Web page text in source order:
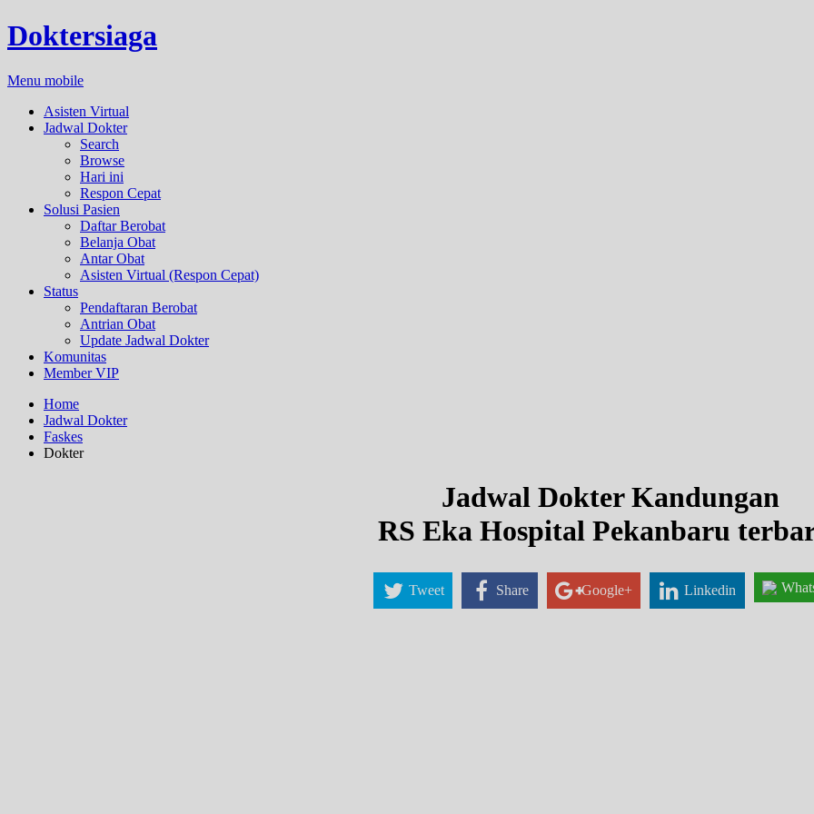
Doktersiaga
Menu mobile
Asisten Virtual
Jadwal Dokter
Search
Browse
Hari ini
Respon Cepat
Solusi Pasien
Daftar Berobat
Belanja Obat
Antar Obat
Asisten Virtual (Respon Cepat)
Status
Pendaftaran Berobat
Antrian Obat
Update Jadwal Dokter
Komunitas
Member VIP
Home
Jadwal Dokter
Faskes
Dokter
Jadwal Dokter Kandungan
RS Eka Hospital Pekanbaru
Tweet Share Google+ Linkedin